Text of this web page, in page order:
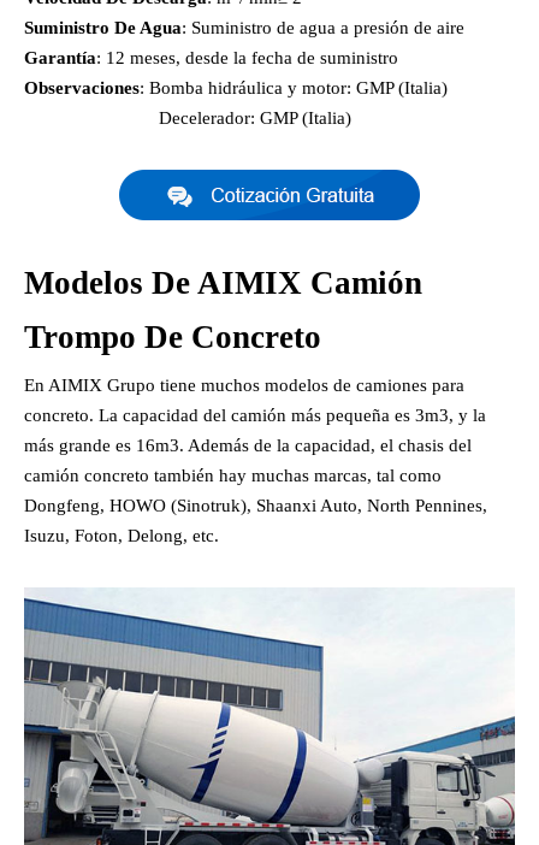
Suministro De Agua: Suministro de agua a presión de aire
Garantía: 12 meses, desde la fecha de suministro
Observaciones: Bomba hidráulica y motor: GMP (Italia)
Decelerador: GMP (Italia)
Modelos De AIMIX Camión
Trompo De Concreto
En AIMIX Grupo tiene muchos modelos de camiones para
concreto. La capacidad del camión más pequeña es 3m3, y la
más grande es 16m3. Además de la capacidad, el chasis del
camión concreto también hay muchas marcas, tal como
Dongfeng, HOWO (Sinotruk), Shaanxi Auto, North Pennines,
Isuzu, Foton, Delong, etc.